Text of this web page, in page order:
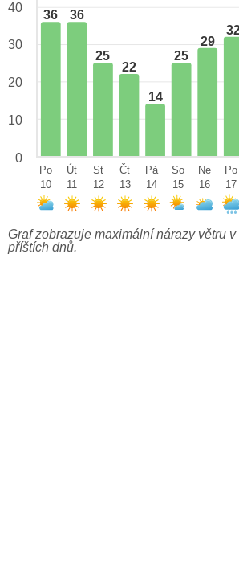
36 36
25
22
14
25
29
40
30
20
10
0
Po
10
Út
11
St
12
Čt
13
Pá
14
So
15
Ne
16
Po
17
Graf zobrazuje maximální nárazy větru
příštích dnů.